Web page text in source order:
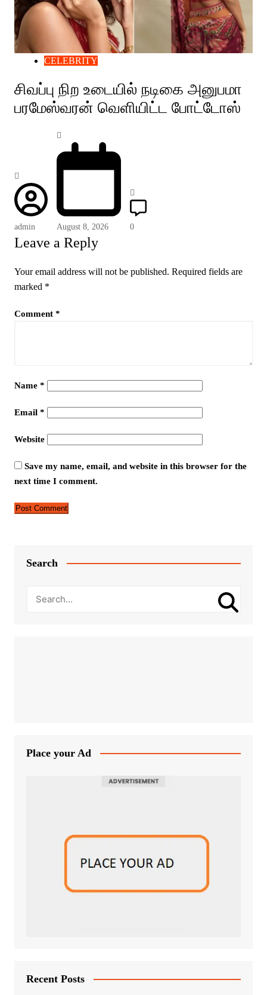
CELEBRITY
சிவப்பு நிற உடையில் நடிகை அனுபமா
பரமேஸ்வரன் வெளியிட்ட போட்டோஸ்
admin August 8, 2026 0
Leave a Reply
Your email address will not be published. Required fields are
marked *
Comment *
Name *
Email *
Website
Save my name, email, and website in this browser for the
next time I comment.
Search
Place your Ad
Recent Posts